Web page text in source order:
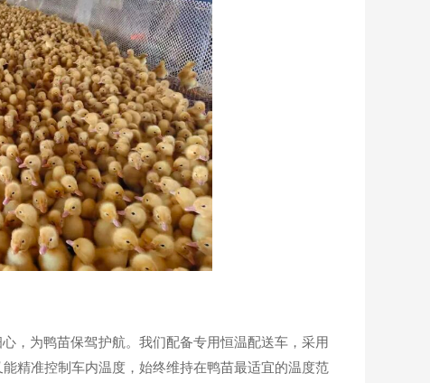
为鸭苗保驾护航。我们配备专用恒温配送车，采用
精准控制车内温度，始终维持在鸭苗最适宜的温度范